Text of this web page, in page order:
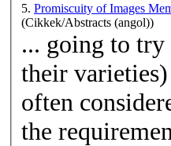
5. Promiscuity of Images
(Cikkek/Abstracts (angol))
... going to
their
often
the